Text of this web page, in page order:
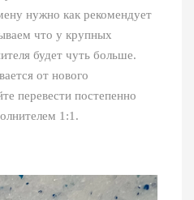
нужно как рекомендует
что у крупных
будет чуть больше.
от нового
перевести постепенно
1:1.